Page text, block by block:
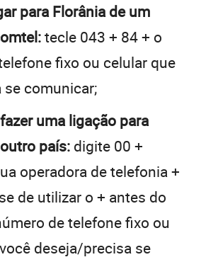
para Florânia de um
tecle 043 + 84 + o
fixo ou celular que
se comunicar;
uma ligação para
país: digite 00 +
operadora de telefonia +
de utilizar o + antes do
de telefone fixo ou
deseja/precisa se